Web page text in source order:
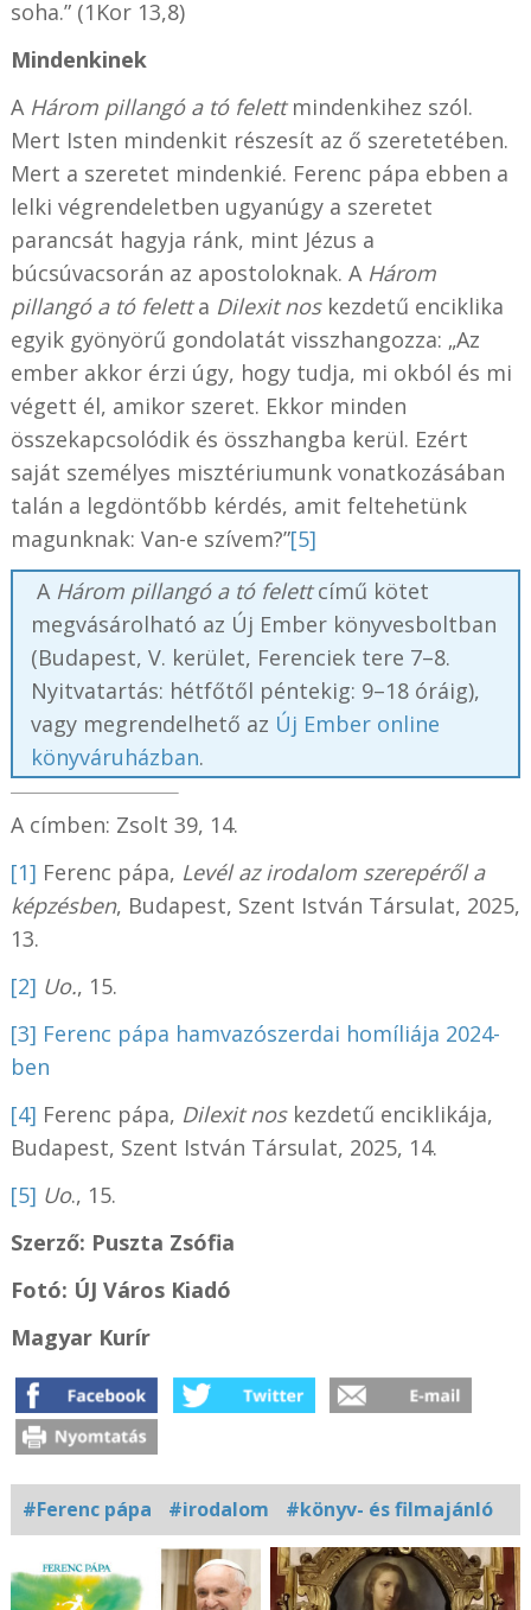
soha.” (1Kor 13,8)
Mindenkinek
A Három pillangó a tó felettmindenkihez szól.
Mert Isten mindenkit részesít az ő szeretetében.
Mert a szeretet mindenkié. Ferenc pápa ebben a
lelki végrendeletben ugyanúgy a szeretet
parancsát hagyja ránk, mint Jézus a
búcsúvacsorán az apostoloknak. A Három
pillangó a tó feletta Dilexit noskezdetű enciklika
egyik gyönyörű gondolatát visszhangozza: „Az
ember akkor érzi úgy, hogy tudja, mi okból és mi
végett él, amikor szeret. Ekkor minden
összekapcsolódik és összhangba kerül. Ezért
saját személyes misztériumunk vonatkozásában
talán a legdöntőbb kérdés, amit feltehetünk
magunknak: Van-e szívem?”[5]
A Három pillangó a tó felettcímű kötet
megvásárolható az Új Ember könyvesboltban
(Budapest, V. kerület, Ferenciek tere 7–8.
Nyitvatartás: hétfőtől péntekig: 9–18 óráig),
vagy megrendelhető az Új Ember online
könyváruházban.
A címben: Zsolt 39, 14.
[1] Ferenc pápa, Levél az irodalom szerepéről a
képzésben, Budapest, Szent István Társulat, 2025,
13.
[2] Uo., 15.
[3] Ferenc pápa hamvazószerdai homíliája 2024-
ben
[4] Ferenc pápa, Dilexit noskezdetű enciklikája,
Budapest, Szent István Társulat, 2025, 14.
[5] Uo., 15.
Szerző: Puszta Zsófia
Fotó: ÚJ Város Kiadó
Magyar Kurír
#Ferenc pápa #irodalom #könyv- és filmajánló
Kapcsolódó
fotógaléria